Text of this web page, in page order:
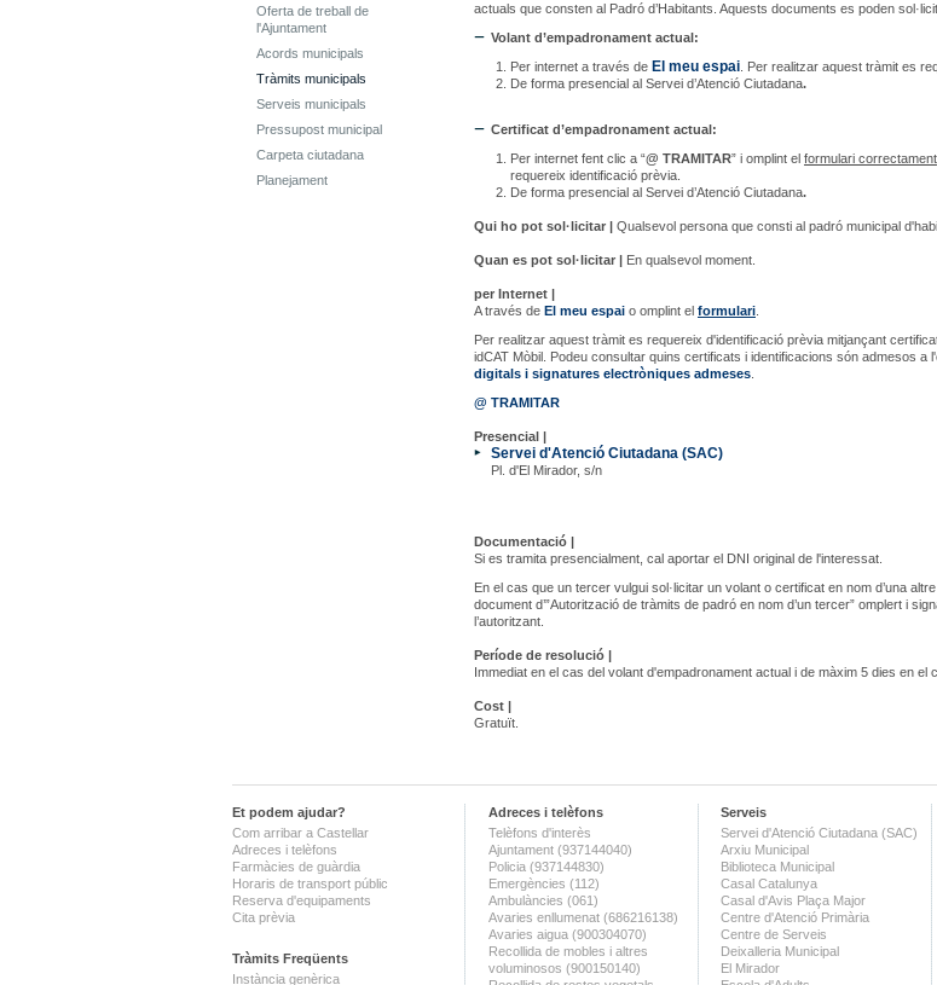
Oferta de treball de
l'Ajuntament
Acords municipals
Tràmits municipals
Serveis municipals
Pressupost municipal
Carpeta ciutadana
Planejament
actuals que consten al Padró d’Habitants. Aquests documents es poden
Volant d’empadronament actual:
Per internet a través de El meu espai . Per realitzar aquest tràmit es
De forma presencial al Servei d’Atenció Ciutadana.
Certificat d’empadronament actual:
Per internet fent clic a “@ TRAMITAR” i omplint el formulari correctament
requereix identificació prèvia.
De forma presencial al Servei d’Atenció Ciutadana.
Qui ho pot sol·licitar | Qualsevol persona que consti al padró municipal
Quan es pot sol·licitar | En qualsevol moment.
per Internet |
A través de El meu espai o omplint el formulari
Per realitzar aquest tràmit es requereix d'identificació prèvia mitjançant
idCAT Mòbil. Podeu consultar quins certificats i identificacions són admesos a
digitals i signatures electròniques admeses
@ TRAMITAR
Presencial |
Servei d'Atenció Ciutadana (SAC)
Pl. d'El Mirador, s/n
Documentació |
Si es tramita presencialment, cal aportar el DNI original de l'interessat.
En el cas que un tercer vulgui sol·licitar un volant o certificat en nom d’una
document d’”Autorització de tràmits de padró en nom d’un tercer” omplert i
l’autoritzant.
Període de resolució |
Immediat en el cas del volant d'empadronament actual i de màxim 5 dies en el
Cost |
Gratuït.
Et podem ajudar?
Com arribar a Castellar
Adreces i telèfons
Farmàcies de guàrdia
Horaris de transport públic
Reserva d'equipaments
Cita prèvia
Tràmits Freqüents
Instància genèrica
Adreces i telèfons
Telèfons d'interès
Ajuntament (937144040)
Policia (937144830)
Emergències (112)
Ambulàncies (061)
Avaries enllumenat (686216138)
Avaries aigua (900304070)
Recollida de mobles i altres
voluminosos (900150140)
Serveis
Servei d'Atenció Ciutadana (SAC)
Arxiu Municipal
Biblioteca Municipal
Casal Catalunya
Casal d'Avis Plaça Major
Centre d'Atenció Primària
Centre de Serveis
Deixalleria Municipal
El Mirador